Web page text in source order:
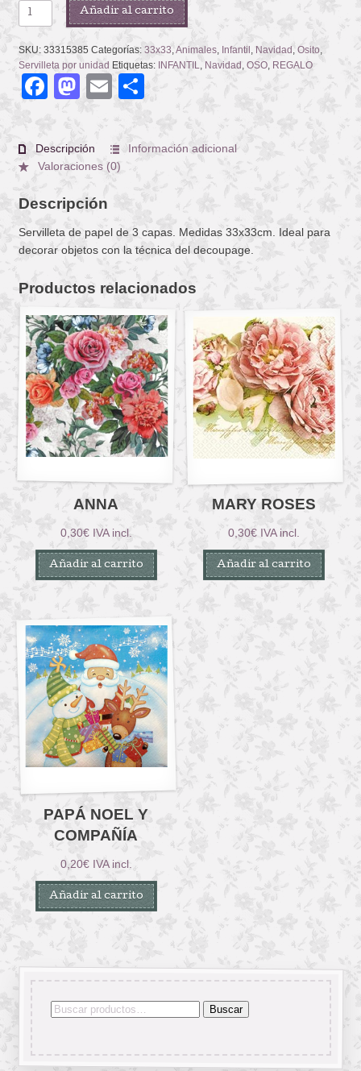
CHRISTMAS
BEAR
FAMILY
cantidad
Añadir al carrito
SKU: 33315385 Categorías: 33x33 Animales, Infantil Navidad Osito,
Servilleta por unidad Etiquetas: INFANTIL Navidad OSO, REGALO
Facebook
Mastodon
EmailCompartir
Descripción
Información adicional
Valoraciones (0)
Descripción
Servilleta de papel de 3 capas. Medidas 33x33cm. Ideal para
decorar objetos con la técnica del decoupage.
Productos relacionados
ANNA
0,30€ IVA incl.
Añadir al carrito
MARY ROSES
0,30€ IVA incl.
Añadir al carrito
PAPÁ NOEL Y
COMPAÑÍA
0,20€ IVA incl.
Añadir al carrito
Buscar
Buscar